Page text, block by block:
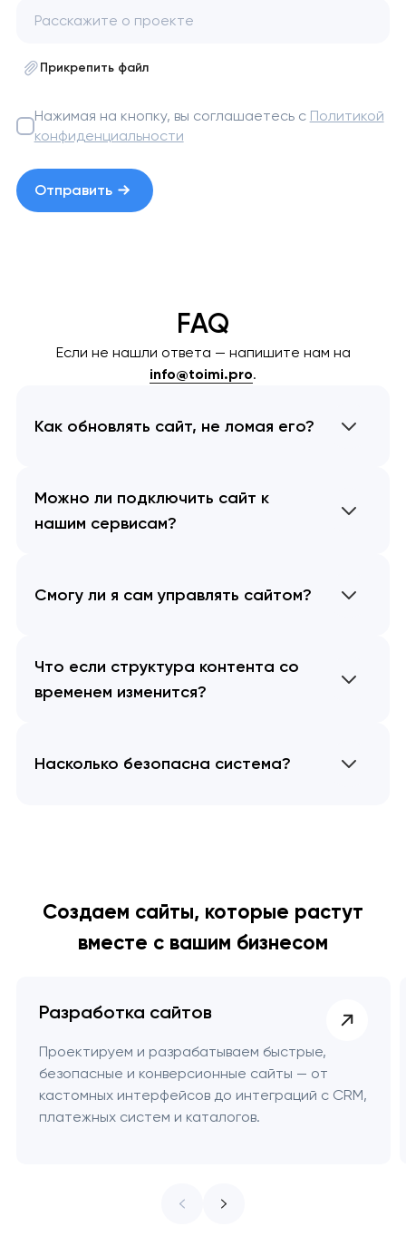
Прикрепить файл
Нажимая на кнопку, вы соглашаетесь с Политикой
конфиденциальности
Отправить
FAQ
Если не нашли ответа — напишите нам на
info@toimi.pro.
Как обновлять сайт, не ломая его?
Можно ли подключить сайт к
нашим сервисам?
Смогу ли я сам управлять сайтом?
Что если структура контента со
временем изменится?
Насколько безопасна система?
Создаем сайты, которые растут
вместе с вашим бизнесом
Разработка сайтов
Проектируем и разрабатываем быстрые,
безопасные и конверсионные сайты — от
кастомных интерфейсов до интеграций с CRM,
платежных систем и каталогов.